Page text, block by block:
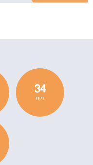
34
דקות